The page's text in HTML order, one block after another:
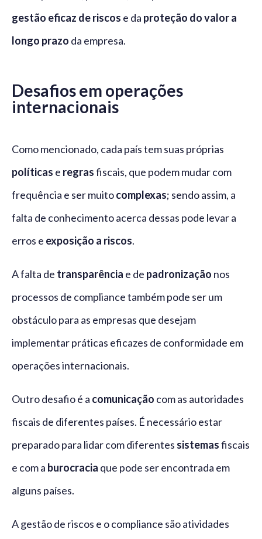
gestão eficaz de riscos e da proteção do valor a
longo prazo da empresa.
Desafios em operações
internacionais
Como mencionado, cada país tem suas próprias
políticas e regrasfiscais, que podem mudar com
frequência e ser muitocomplexas; sendo assim, a
falta de conhecimento acerca dessas pode levar a
erros e exposição a riscos.
A falta de transparência e de padronização nos
processos de compliance também pode ser um
obstáculo para as empresas que desejam
implementar práticas eficazes de conformidade em
operações internacionais.
Outro desafio é a comunicação com as autoridades
fiscais de diferentes países. É necessário estar
preparado para lidar com diferentes sistemasfiscais
e com a burocracia que pode ser encontrada em
alguns países.
A gestão de riscos e o compliance são atividades